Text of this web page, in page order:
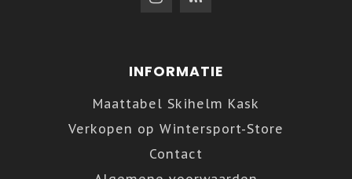
INFORMATIE
Maattabel Skihelm Kask
Verkopen op Wintersport-Store
Contact